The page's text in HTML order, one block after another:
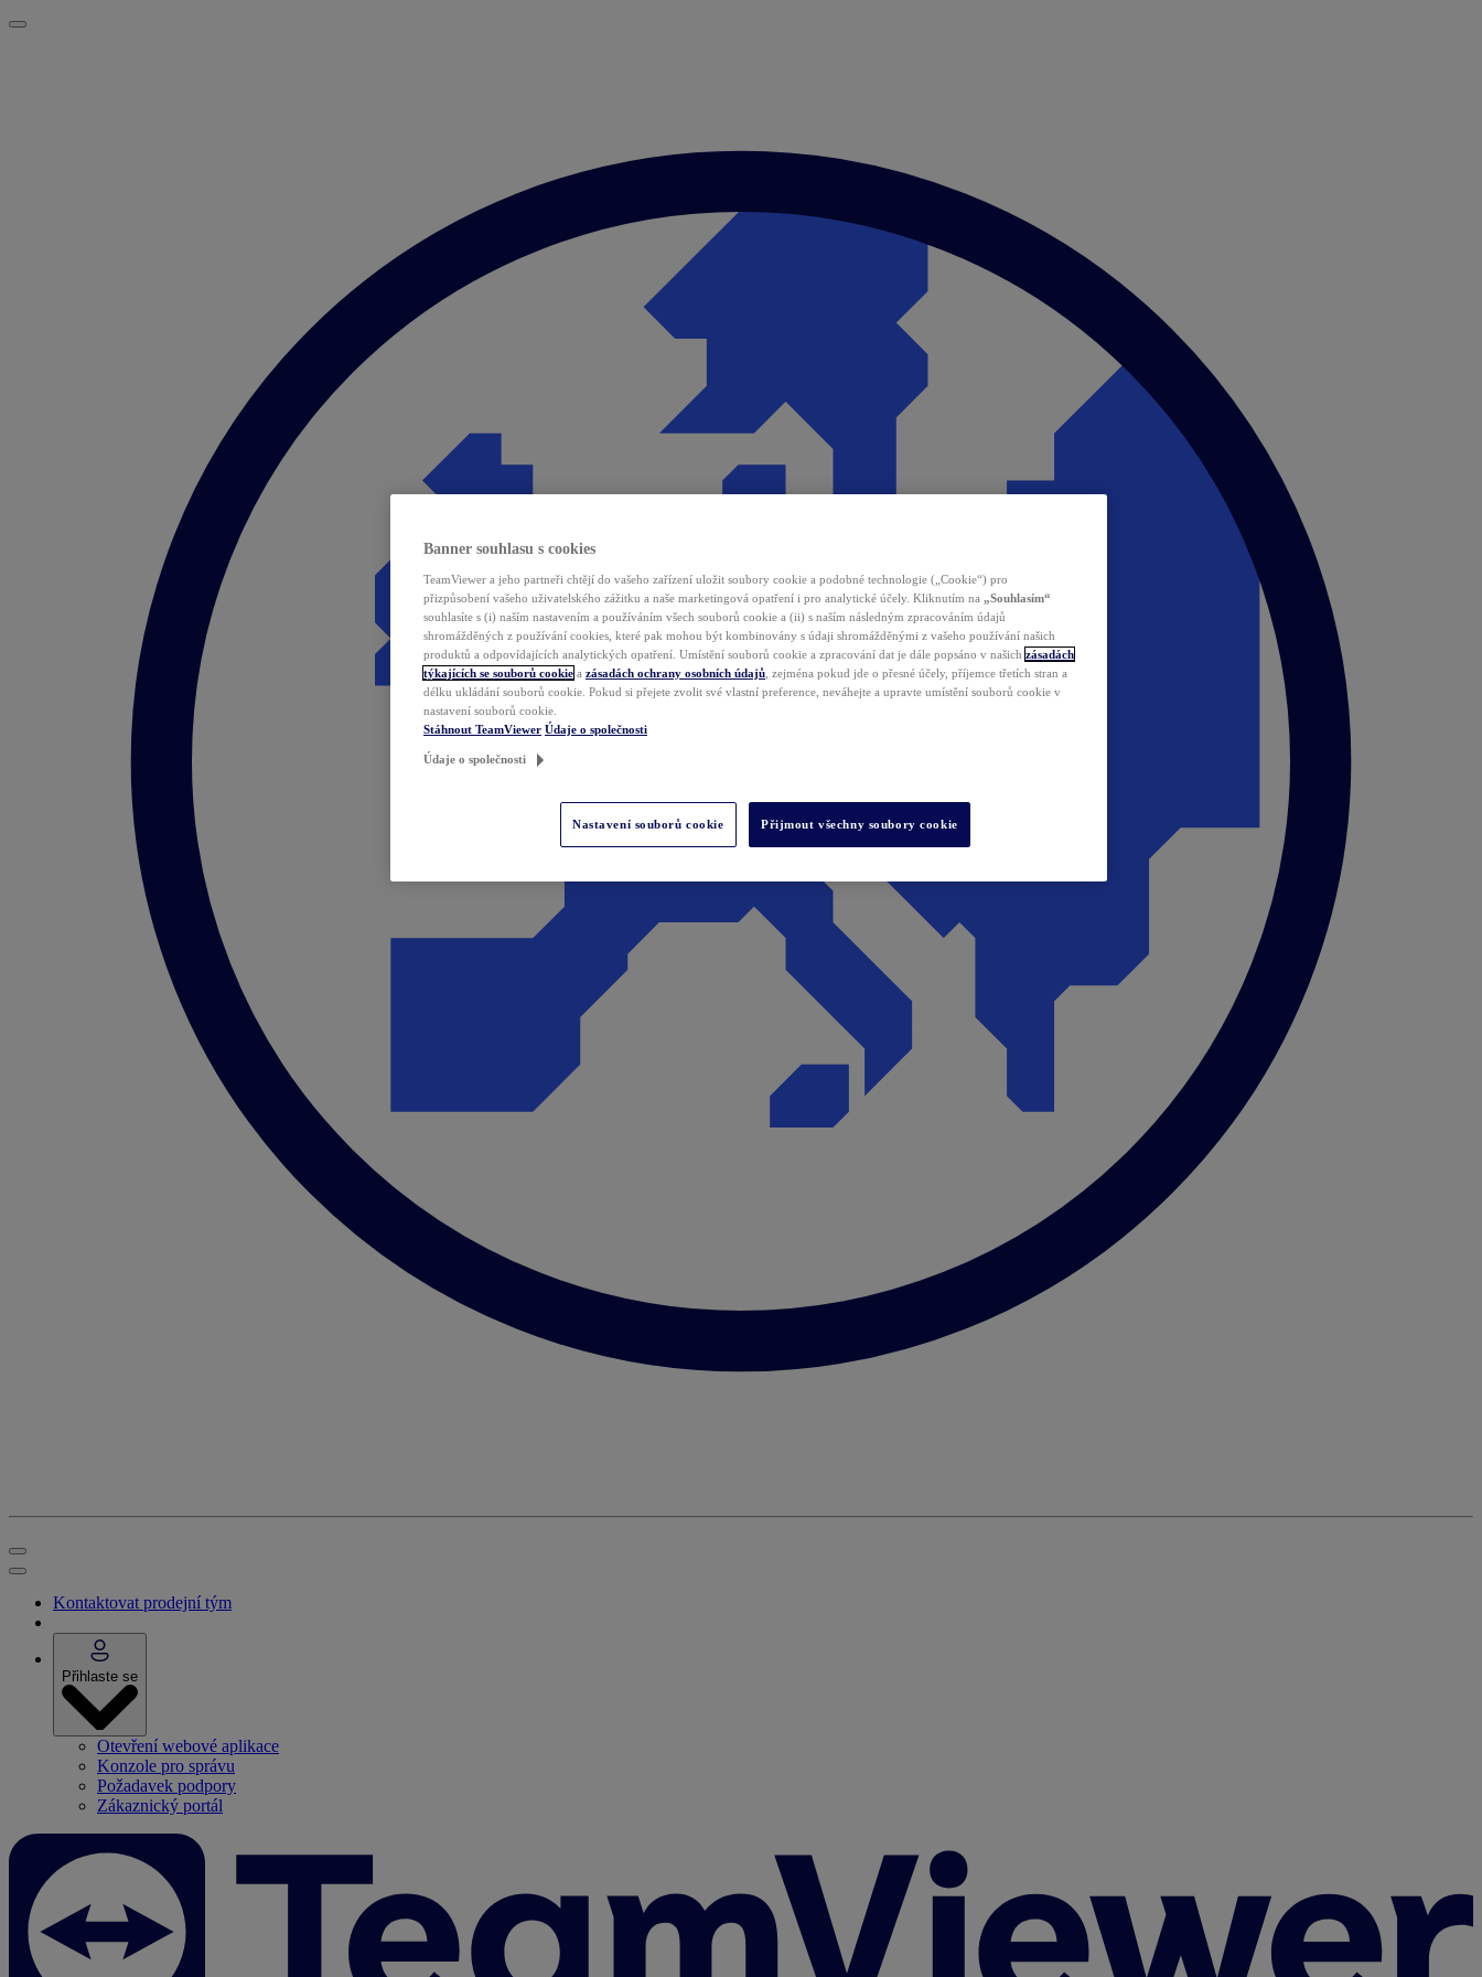
Kontaktovat prodejní tým
Přihlaste se
Otevření webové aplikace
Konzole pro správu
Požadavek podpory
Zákaznický portál
Banner souhlasu s cookies
TeamViewer a jeho partneři chtějí do vašeho zařízení uložit soubory cookie a podobné technologie („Cookie“) pro
přizpůsobení vašeho uživatelského zážitku a naše marketingová opatření i pro analytické účely. Kliknutím na „Souhlasím“
souhlasíte s (i) naším nastavením a používáním všech souborů cookie a (ii) s naším následným zpracováním údajů
shromážděných z používání cookies, které pak mohou být kombinovány s údaji shromážděnými z vašeho používání našich
produktů a odpovídajících analytických opatření. Umístění souborů cookie a zpracování dat je dále popsáno v našich zásadách
týkajících se souborů cookie a zásadách ochrany osobních údajů , zejména pokud jde o přesné účely, příjemce třetích stran a
délku ukládání souborů cookie. Pokud si přejete zvolit své vlastní preference, neváhejte a upravte umístění souborů cookie v
nastavení souborů cookie.
Stáhnout TeamViewer Údaje o společnosti
Údaje o společnosti
Nastavení souborů cookie Přijmout všechny soubory cookie